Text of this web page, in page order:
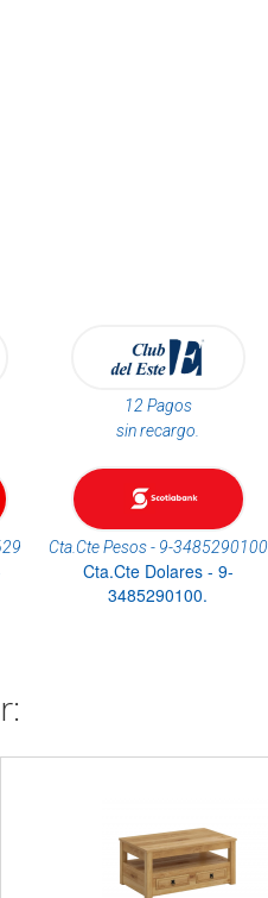
12 Pagos
sin recargo.
Cta.Cte Pesos - 9-3485290100
Cta.Cte Dolares - 9-
3485290100.